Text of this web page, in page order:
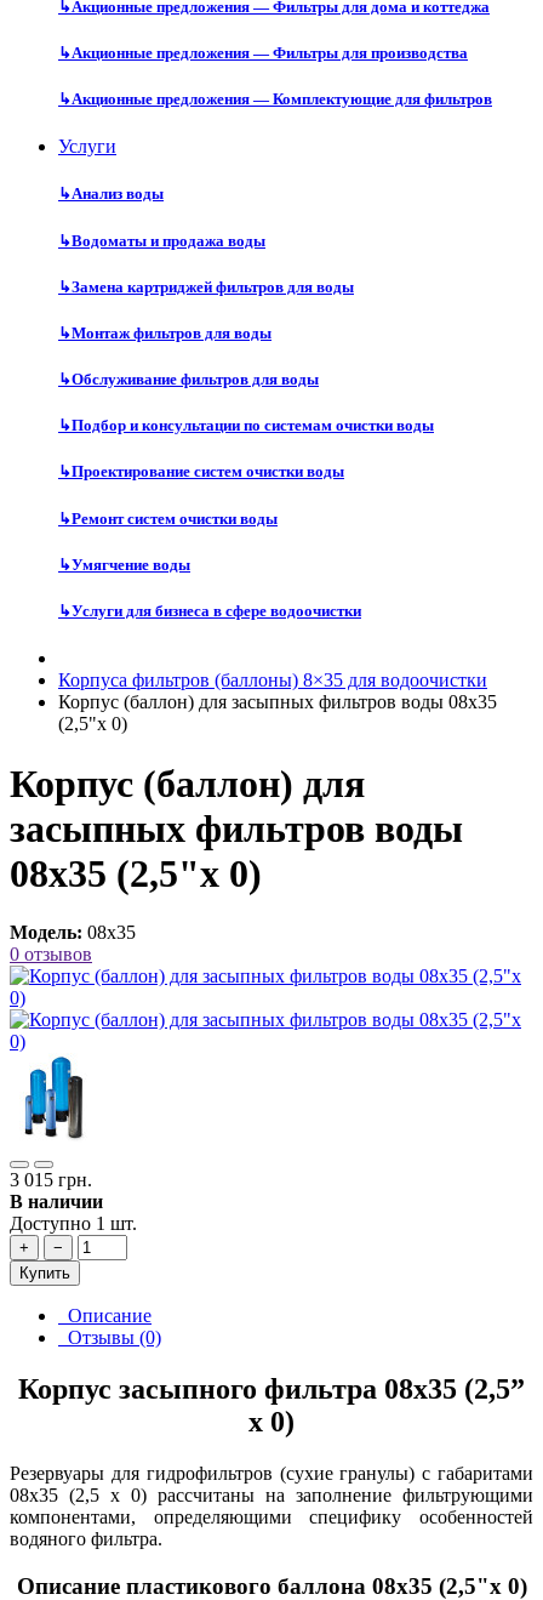
↳Акционные предложения — Фильтры для дома и коттеджа
↳Акционные предложения — Фильтры для производства
↳Акционные предложения — Комплектующие для фильтров
Услуги
↳Анализ воды
↳Водоматы и продажа воды
↳Замена картриджей фильтров для воды
↳Монтаж фильтров для воды
↳Обслуживание фильтров для воды
↳Подбор и консультации по системам очистки воды
↳Проектирование систем очистки воды
↳Ремонт систем очистки воды
↳Умягчение воды
↳Услуги для бизнеса в сфере водоочистки
Корпуса фильтров (баллоны) 8×35 для водоочистки
Корпус (баллон) для засыпных фильтров воды 08х35
(2,5"х 0)
Корпус (баллон) для
засыпных фильтров воды
08х35 (2,5"х 0)
Модель: 08х35
0 отзывов
3 015 грн.
В наличии
Доступно 1 шт.
+
−
Купить
Описание
Отзывы (0)
Корпус засыпного фильтра 08х35 (2,5”
х 0)
Резервуары для гидрофильтров (сухие гранулы) с габаритами
08х35 (2,5 х 0) рассчитаны на заполнение фильтрующими
компонентами, определяющими специфику особенностей
водяного фильтра.
Описание пластикового баллона 08х35 (2,5"х 0)